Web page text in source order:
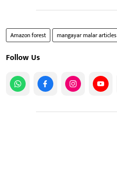
Amazon forest mangayar malar articles
Follow Us